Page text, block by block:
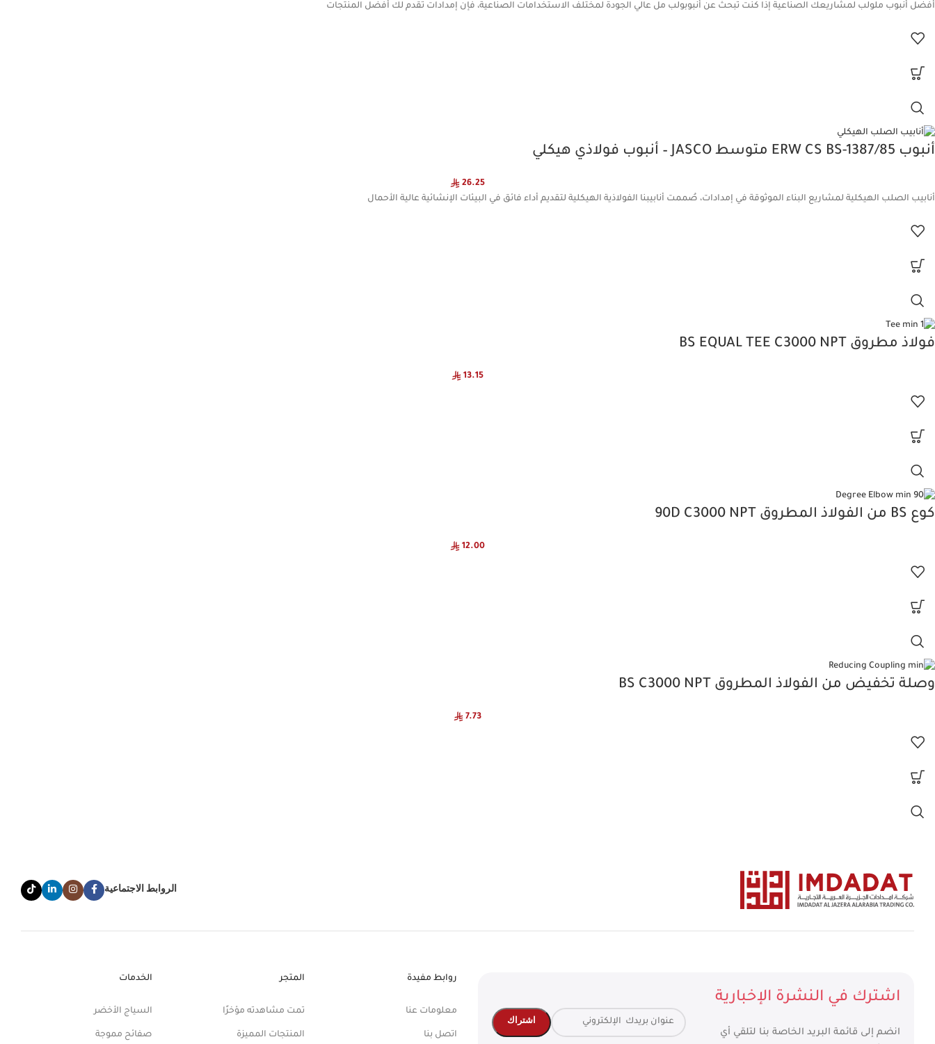
أفضل أنبوب ملولب لمشاريعك الصناعية إذا كنت تبحث عن أنبوبولب مل عالي الجودة لمختلف الاستخدامات الصناعية، فإن إمدادات تقدم لك أفضل المنتجات
أنبوب ERW CS BS-1387/85 متوسط JASCO – أنبوب فولاذي هيكلي
26.25
أنابيب الصلب الهيكلية لمشاريع البناء الموثوقة في إمدادات، صُممت أنابيبنا الفولاذية الهيكلية لتقديم أداء فائق في البيئات الإنشائية عالية الأحمال
فولاذ مطروق BS EQUAL TEE C3000 NPT
13.15
كوع BS من الفولاذ المطروق 90D C3000 NPT
12.00
وصلة تخفيض من الفولاذ المطروق BS C3000 NPT
7.73
الروابط الاجتماعية
الخدمات
السياج الأخضر
صفائح مموجة
المتجر
تمت مشاهدته مؤخرًا
المنتجات المميزة
روابط مفيدة
معلومات عنا
اتصل بنا
اشترك في النشرة الإخبارية
انضم إلى قائمة البريد الخاصة بنا لتلقي أي